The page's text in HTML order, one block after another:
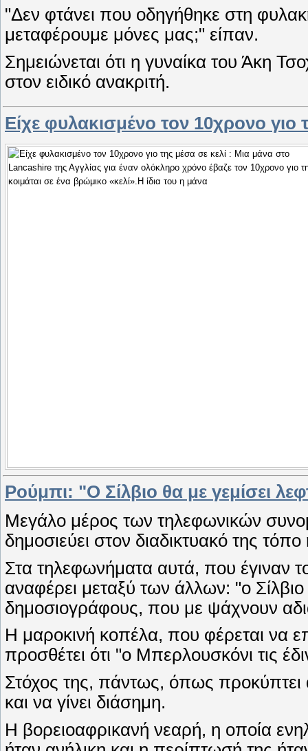
"Δεν φτάνει που οδηγήθηκε στη
μεταφέρουμε μόνες μας;" είπαν.
Σημειώνεται ότι η γυναίκα του Άκη
στον ειδικό ανακριτή.
Είχε φυλακισμένο τον 10χρονο γιο
Ρούμπι: "Ο Σίλβιο θα με γεμίσει
Μεγάλο μέρος των τηλεφωνικών
δημοσιεύει στον διαδικτυακό της
Στα τηλεφωνήματα αυτά, που έγιναν
αναφέρει μεταξύ των άλλων: "ο
δημοσιογράφους, που με ψάχνουν
Η μαροκινή κοπέλα, που φέρεται να
προσθέτει ότι "ο Μπερλουσκόνι τις
Στόχος της, πάντως, όπως προκύπτει
και να γίνει διάσημη.
Η βορειοαφρικανή νεαρή, η οποία